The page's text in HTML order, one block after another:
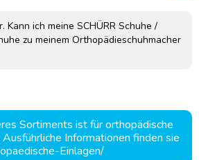
Kann ich meine SCHÜRR Schuhe /
zu meinem Orthopädieschuhmacher
Sortiments ist für orthopädische
Informationen finden sie
Einlagen/